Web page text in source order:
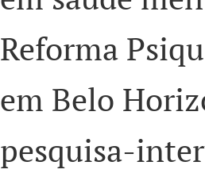
Reforma
em Belo
pesquisa-